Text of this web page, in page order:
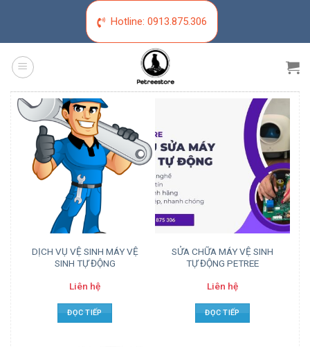
content
Hotline: 0913.875.306
DỊCH VỤ VỆ SINH MÁY VỆ
SINH TỰ ĐỘNG
Liên hệ
ĐỌC TIẾP
SỬA CHỮA MÁY VỆ SINH
TỰ ĐỘNG PETREE
Liên hệ
ĐỌC TIẾP